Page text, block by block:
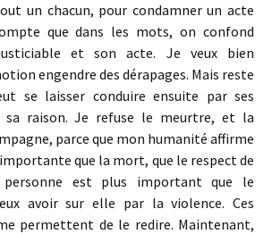
un chacun, pour condamner un acte
que dans les mots, on confond
et son acte. Je veux bien
engendre des dérapages. Mais reste
se laisser conduire ensuite par ses
raison. Je refuse le meurtre, et la
parce que mon humanité affirme
que la mort, que le respect de
personne est plus important que le
avoir sur elle par la violence. Ces
permettent de le redire. Maintenant,